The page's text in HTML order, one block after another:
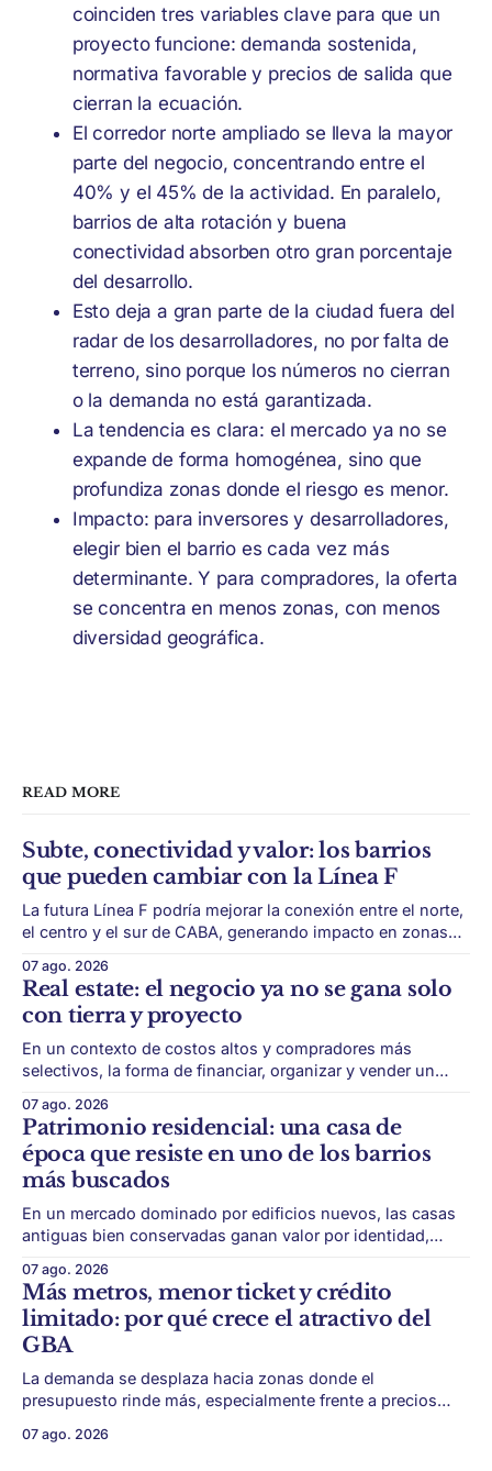
coinciden tres variables clave para que un
proyecto funcione: demanda sostenida,
normativa favorable y precios de salida que
cierran la ecuación.
El corredor norte ampliado se lleva la mayor
parte del negocio, concentrando entre el
40% y el 45% de la actividad. En paralelo,
barrios de alta rotación y buena
conectividad absorben otro gran porcentaje
del desarrollo.
Esto deja a gran parte de la ciudad fuera del
radar de los desarrolladores, no por falta de
terreno, sino porque los números no cierran
o la demanda no está garantizada.
La tendencia es clara: el mercado ya no se
expande de forma homogénea, sino que
profundiza zonas donde el riesgo es menor.
Impacto: para inversores y desarrolladores,
elegir bien el barrio es cada vez más
determinante. Y para compradores, la oferta
se concentra en menos zonas, con menos
diversidad geográfica.
READ MORE
Subte, conectividad y valor: los barrios
que pueden cambiar con la Línea F
La futura Línea F podría mejorar la conexión entre el norte,
el centro y el sur de CABA, generando impacto en zonas
transporte puede cambiar el mapa inmobiliario de una
ciudad. La futura Línea F del subte busca mejorar la
conexión
07 ago. 2026
Real estate: el negocio ya no se gana solo
con tierra y proyecto
En un contexto de costos altos y compradores más
selectivos, la forma de financiar, organizar y vender un
éxito de un desarrollo inmobiliario ya no depende solo de
conseguir un buen terreno. En un mercado más exigente,
la estructura financiera, legal
07 ago. 2026
Patrimonio residencial: una casa de
época que resiste en uno de los barrios
más buscados
En un mercado dominado por edificios nuevos, las casas
antiguas bien conservadas ganan valor por identidad,
algunas piezas residenciales que cuentan otra historia del
barrio. En medio de torres, edificios nuevos y proyectos
premium, todavía aparecen casas de más de 100 años
07 ago. 2026
Más metros, menor ticket y crédito
limitado: por qué crece el atractivo del
GBA
La demanda se desplaza hacia zonas donde el
presupuesto rinde más, especialmente frente a precios
Conurbano vuelve a ganar protagonismo en el mapa
07 ago. 2026